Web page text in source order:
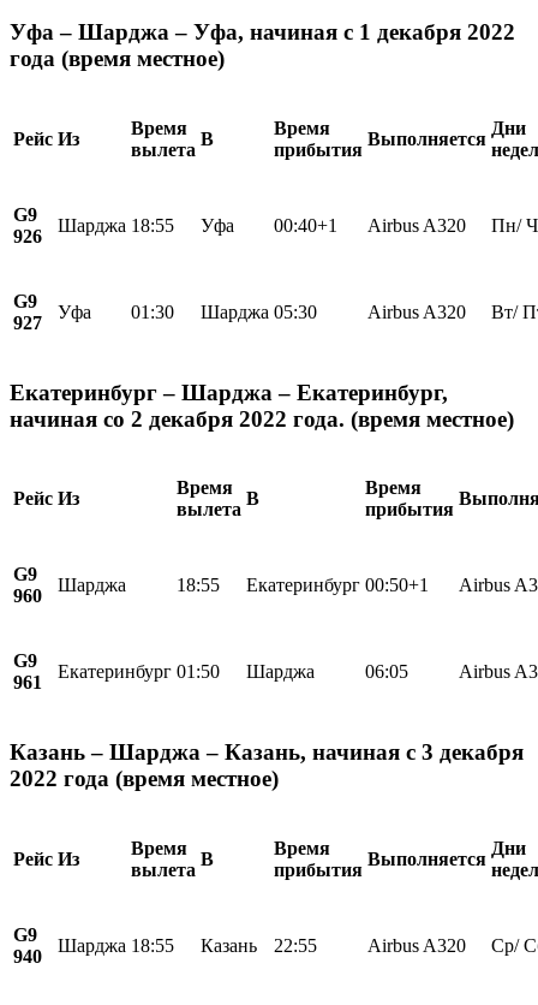
Уфа – Шарджа – Уфа, начиная с 1 декабря 2022
года (время местное)
Рейс Из
Время
вылета
В
Время
прибытия
Выполняется
Дни
G9
926
Шарджа 18:55 Уфа 00:40+1 Airbus A320 Пн/
G9
927
Уфа 01:30 Шарджа 05:30 Airbus A320 Вт/
Екатеринбург – Шарджа – Екатеринбург,
начиная со 2 декабря 2022 года. (время местное)
Рейс Из
Время
вылета
В
Время
прибытия
G9
960
Шарджа 18:55 Екатеринбург 00:50+1 Airbus
G9
961
Екатеринбург 01:50 Шарджа 06:05 Airbus
Казань – Шарджа – Казань, начиная с 3 декабря
2022 года (время местное)
Рейс Из
Время
вылета
В
Время
прибытия
Выполняется
Дни
G9
940
Шарджа 18:55 Казань 22:55 Airbus A320 Ср/